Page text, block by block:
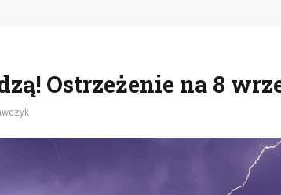
Ostrzeżenie na 8